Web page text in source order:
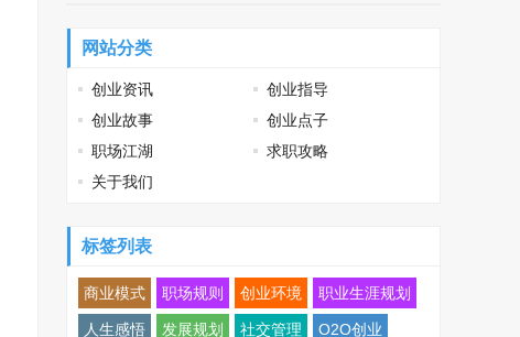
网站分类
创业资讯
创业指导
创业故事
创业点子
职场江湖
求职攻略
关于我们
标签列表
商业模式 职场规则 创业环境 职业生涯规划
人生感悟 发展规划 社交管理 O2O创业